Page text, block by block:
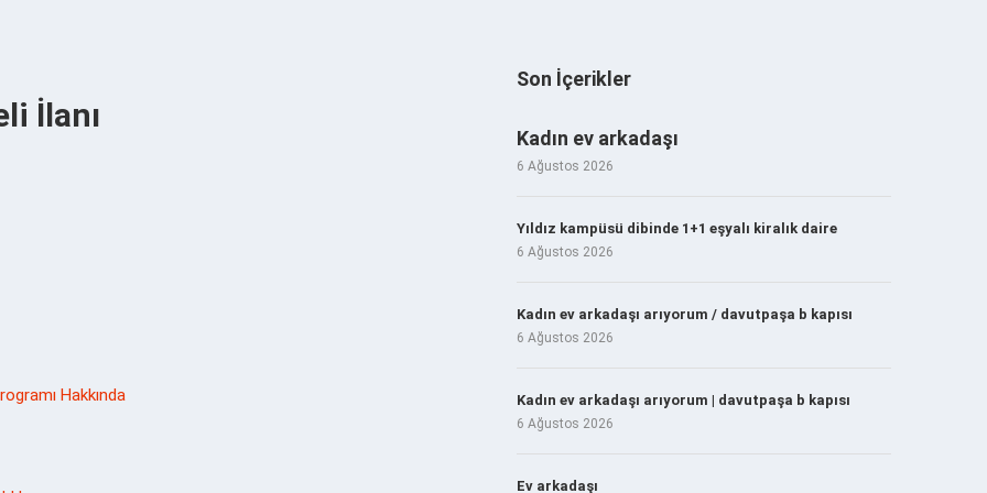
İlanı
Hakkında
Son İçerikler
Kadın ev arkadaşı
6 Ağustos 2026
Yıldız kampüsü dibinde 1+1 eşyalı kiralık daire
6 Ağustos 2026
Kadın ev arkadaşı arıyorum / davutpaşa b kapısı
6 Ağustos 2026
Kadın ev arkadaşı arıyorum | davutpaşa b kapısı
6 Ağustos 2026
Ev arkadaşı